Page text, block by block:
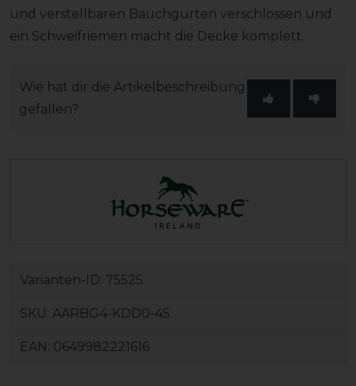
und verstellbaren Bauchgurten verschlossen und
ein Schweifriemen macht die Decke komplett.
Wie hat dir die Artikelbeschreibung
gefallen?
Varianten-ID: 75525
SKU: AARBG4-KDD0-45
EAN: 0649982221616